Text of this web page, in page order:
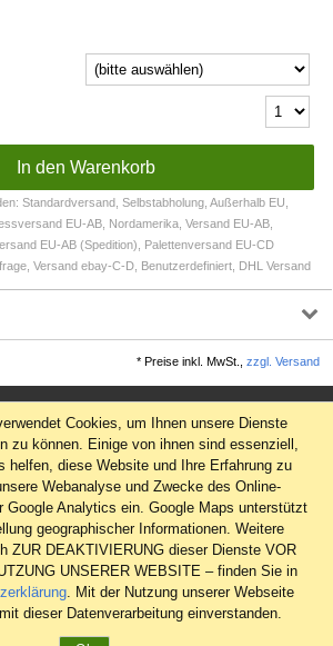
Standardversand, Selbstabholung, Außerhalb EU,
EU-AB, Nordamerika, Versand EU-AB,
EU-AB (Spedition), Palettenversand EU-CD
Versand ebay-C-D, Benutzerdefiniert, DHL Versand
*Preise inkl. MwSt.,zzgl. Versand
AGB
Datenschutz
Widerrufsrecht
Cookies, um Ihnen unsere Dienste
zu können. Einige von ihnen sind essenziell,
helfen, diese Website und Ihre Erfahrung zu
Webanalyse und Zwecke des Online-
Google Analytics ein. Google Maps unterstützt
geographischer Informationen. Weitere
ZUR DEAKTIVIERUNG dieser Dienste VOR
UNSERER WEBSITE – finden Sie in
. Mit der Nutzung unserer Webseite
dieser Datenverarbeitung einverstanden.